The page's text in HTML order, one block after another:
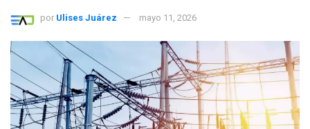
por Ulises Juárez mayo 11, 2026